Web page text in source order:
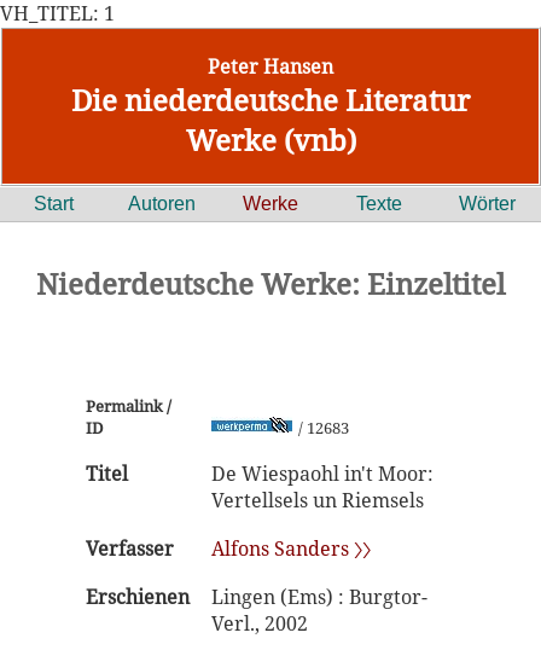
VH_TITEL: 1
Peter Hansen
Die niederdeutsche Literatur
Werke (vnb)
Start Autoren Werke Texte Wörter
Niederdeutsche Werke: Einzeltitel
Permalink /
ID
/ 12683
Titel
De Wiespaohl in't Moor:
Vertellsels un Riemsels
Verfasser
Alfons Sanders 〉〉
Erschienen
Lingen (Ems) : Burgtor-
Verl., 2002